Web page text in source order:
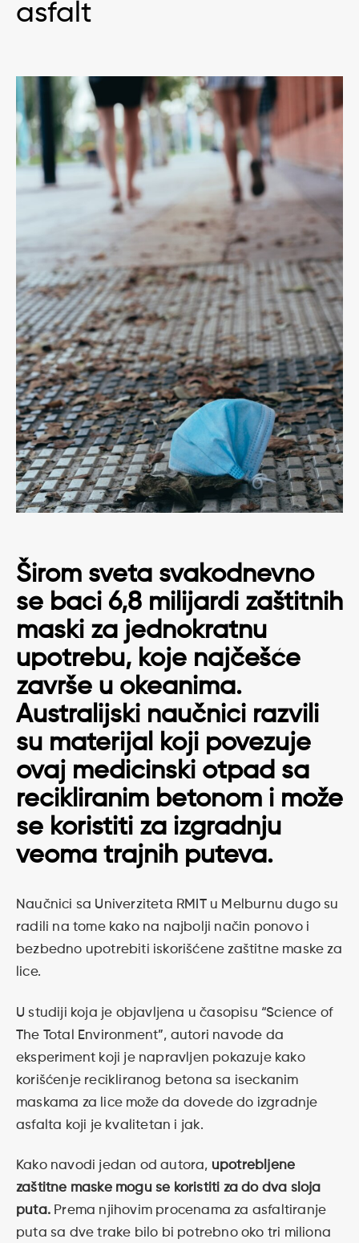
asfalt
Širom sveta svakodnevno
se baci 6,8 milijardi zaštitnih
maski za jednokratnu
upotrebu, koje najčešće
završe u okeanima.
Australijski naučnici razvili
su materijal koji povezuje
ovaj medicinski otpad sa
recikliranim betonom i može
se koristiti za izgradnju
veoma trajnih puteva.
Naučnici sa Univerziteta RMIT u Melburnu dugo su
radili na tome kako na najbolji način ponovo i
bezbedno upotrebiti iskorišćene zaštitne maske za
lice.
U studiji koja je objavljena u časopisu “Science of
The Total Environment”, autori navode da
eksperiment koji je napravljen pokazuje kako
korišćenje recikliranog betona sa iseckanim
maskama za lice može da dovede do izgradnje
asfalta koji je kvalitetan i jak.
Kako navodi jedan od autora, upotrebljene
zaštitne maske mogu se koristiti za do dva sloja
puta. Prema njihovim procenama za asfaltiranje
puta sa dve trake bilo bi potrebno oko tri miliona